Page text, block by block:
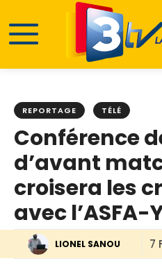
REPORTAGE TÉLÉ
Conférence
d’avant
croisera les
avec l’ASFA-
LIONEL SANOU 7